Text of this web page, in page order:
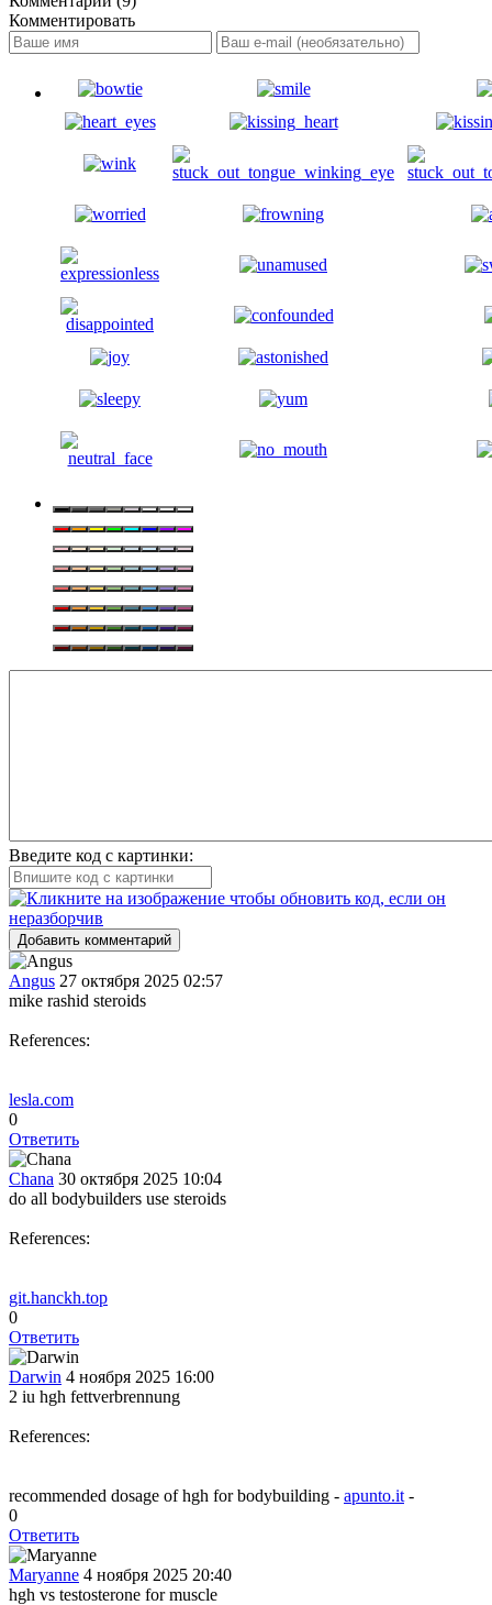
Комментировать
Введите код с картинки:
Добавить комментарий
Angus 27 октября 2025 02:57
mike rashid steroids
References:
lesla.com
0
Ответить
Chana 30 октября 2025 10:04
do all bodybuilders use steroids
References:
git.hanckh.top
0
Ответить
Darwin 4 ноября 2025 16:00
2 iu hgh fettverbrennung
References:
recommended dosage of hgh for bodybuilding - apunto.it -
0
Ответить
Maryanne 4 ноября 2025 20:40
hgh vs testosterone for muscle